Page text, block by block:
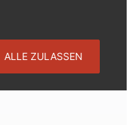
ALLE ZULASSEN